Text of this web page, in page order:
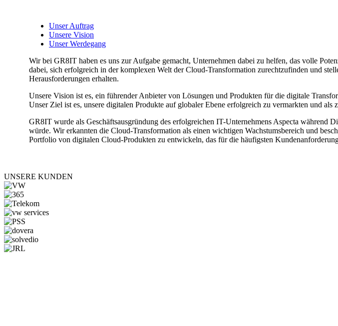
Unser Auftrag
Unsere Vision
Unser Werdegang
Wir bei GR8IT haben es uns zur Aufgabe gemacht, Unternehmen dabei zu helfen, das volle
dabei, sich erfolgreich in der komplexen Welt der Cloud-Transformation zurechtzufinden und
Herausforderungen erhalten.
Unsere Vision ist es, ein führender Anbieter von Lösungen und Produkten für die digitale
Unser Ziel ist es, unsere digitalen Produkte auf globaler Ebene erfolgreich zu vermarkten und
GR8IT wurde als Geschäftsausgründung des erfolgreichen IT-Unternehmens Aspecta während
würde. Wir erkannten die Cloud-Transformation als einen wichtigen Wachstumsbereich und
Portfolio von digitalen Cloud-Produkten zu entwickeln, das für die häufigsten
UNSERE KUNDEN